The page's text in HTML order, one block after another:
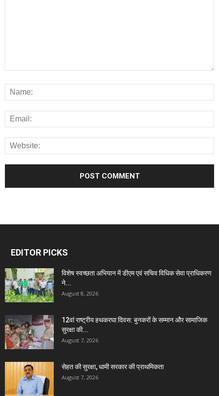
EDITOR PICKS
विशेष स्वच्छता अभियान में डीएम एवं सचिव विधिक सेवा प्राधिकरण
ने...
August 8, 2026
12वां राष्ट्रीय हथकरघा दिवस: बुनकरों के सम्मान और सामाजिक
सुरक्षा की...
August 7, 2026
सेहत की सुरक्षा, धामी सरकार की प्राथमिकता
August 7, 2026